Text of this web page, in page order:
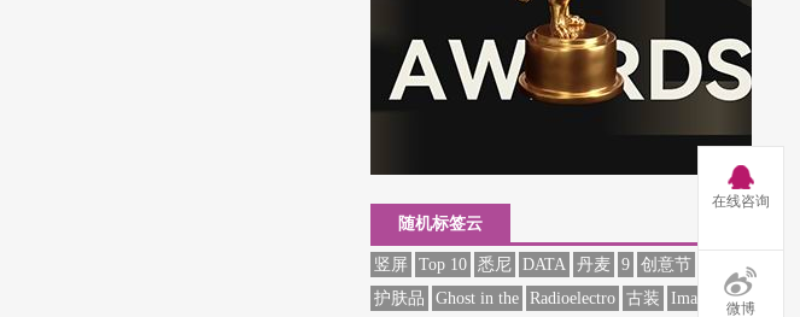
随机标签云
竖屏 Top 10 悉尼 DATA 丹麦 9 创意节
护肤品
Ghost in the Radioelectro 古装 Image
在线咨询
微博